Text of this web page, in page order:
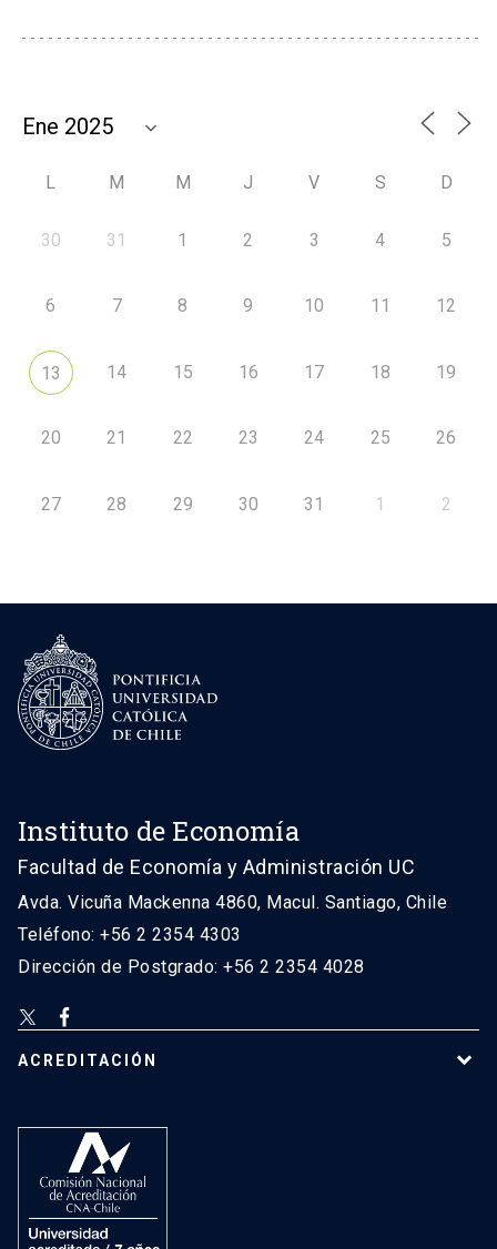
L M M J V S D
30 31 1 2 3 4 5
6 7 8 9 10 11 12
13 14 15 16 17 18 19
20 21 22 23 24 25 26
27 28 29 30 31 1 2
Instituto de Economía
Facultad de Economía y Administración UC
Avda. Vicuña Mackenna 4860, Macul. Santiago, Chile
Teléfono: +56 2 2354 4303
Dirección de Postgrado: +56 2 2354 4028
ACREDITACIÓN